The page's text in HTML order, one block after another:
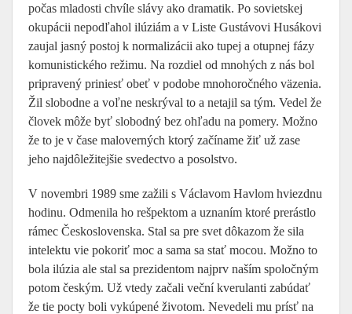
počas mladosti chvíle slávy ako dramatik. Po sovietskej
okupácii nepodľahol ilúziám a v Liste Gustávovi Husákovi
zaujal jasný postoj k normalizácii ako tupej a otupnej fázy
komunistického režimu. Na rozdiel od mnohých z nás bol
pripravený priniesť obeť v podobe mnohoročného väzenia.
Žil slobodne a voľne neskrýval to a netajil sa tým. Vedel že
človek môže byť slobodný bez ohľadu na pomery. Možno
že to je v čase maloverných ktorý začíname žiť už zase
jeho najdôležitejšie svedectvo a posolstvo.
V novembri 1989 sme zažili s Václavom Havlom hviezdnu
hodinu. Odmenila ho rešpektom a uznaním ktoré prerástlo
rámec Československa. Stal sa pre svet dôkazom že sila
intelektu vie pokoriť moc a sama sa stať mocou. Možno to
bola ilúzia ale stal sa prezidentom najprv naším spoločným
potom českým. Už vtedy začali veční kverulanti zabúdať
že tie pocty boli vykúpené životom. Nevedeli mu prísť na